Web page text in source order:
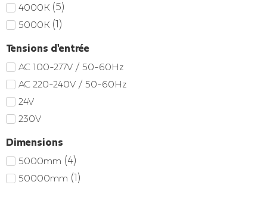
4000K (5)
5000K (1)
Tensions d'entrée
AC 100-277V / 50-60Hz
AC 220-240V / 50-60Hz
24V
230V
Dimensions
5000mm (4)
50000mm (1)